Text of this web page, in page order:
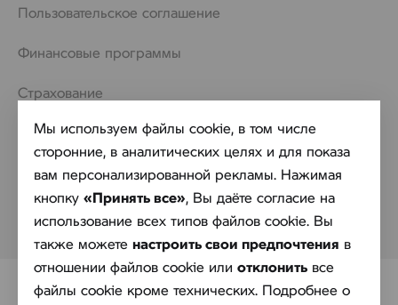
Пользовательское соглашение
Финансовые программы
Страхование
Контакты
Обработка персональных данных
Политика в отношении обработки файлов cookie
Мы используем файлы cookie, в том числе
сторонние, в аналитических целях и для показа
вам персонализированной рекламы. Нажимая
кнопку «Принять все», Вы даёте согласие на
использование всех типов файлов cookie. Вы
также можете настроить свои предпочтения в
отношении файлов cookie или отклонить все
файлы cookie кроме технических. Подробнее о